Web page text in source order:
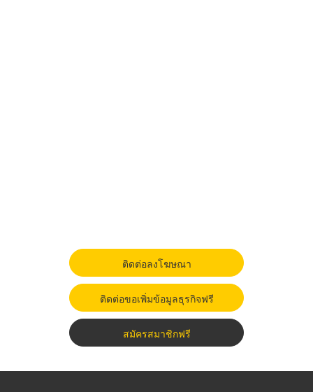
ติดต่อลงโฆษณา
ติดต่อขอเพิ่มข้อมูลธุรกิจฟรี
สมัครสมาชิกฟรี